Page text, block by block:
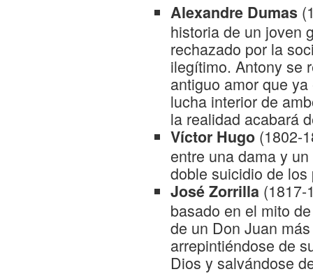
Alexandre Dumas
historia de un joven
rechazado por la
ilegítimo. Antony se
antiguo amor que
lucha interior de
la realidad acabará
Víctor Hugo (1802-
entre una dama y
doble suicidio de
José Zorrilla
basado en el mito
de un Don Juan
arrepintiéndose de
Dios y salvándose